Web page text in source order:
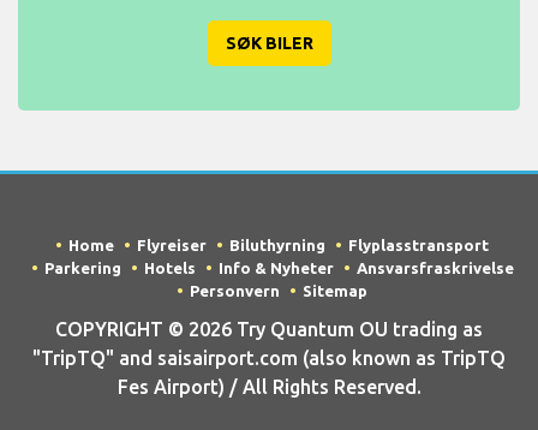
SØK BILER
Home Flyreiser Biluthyrning
Flyplasstransport
Parkering
Hotels Info & Nyheter
Ansvarsfraskrivelse
Personvern
Sitemap
COPYRIGHT © 2026 Try Quantum OU trading as
"TripTQ" and saisairport.com (also known as TripTQ
Fes Airport) / All Rights Reserved.